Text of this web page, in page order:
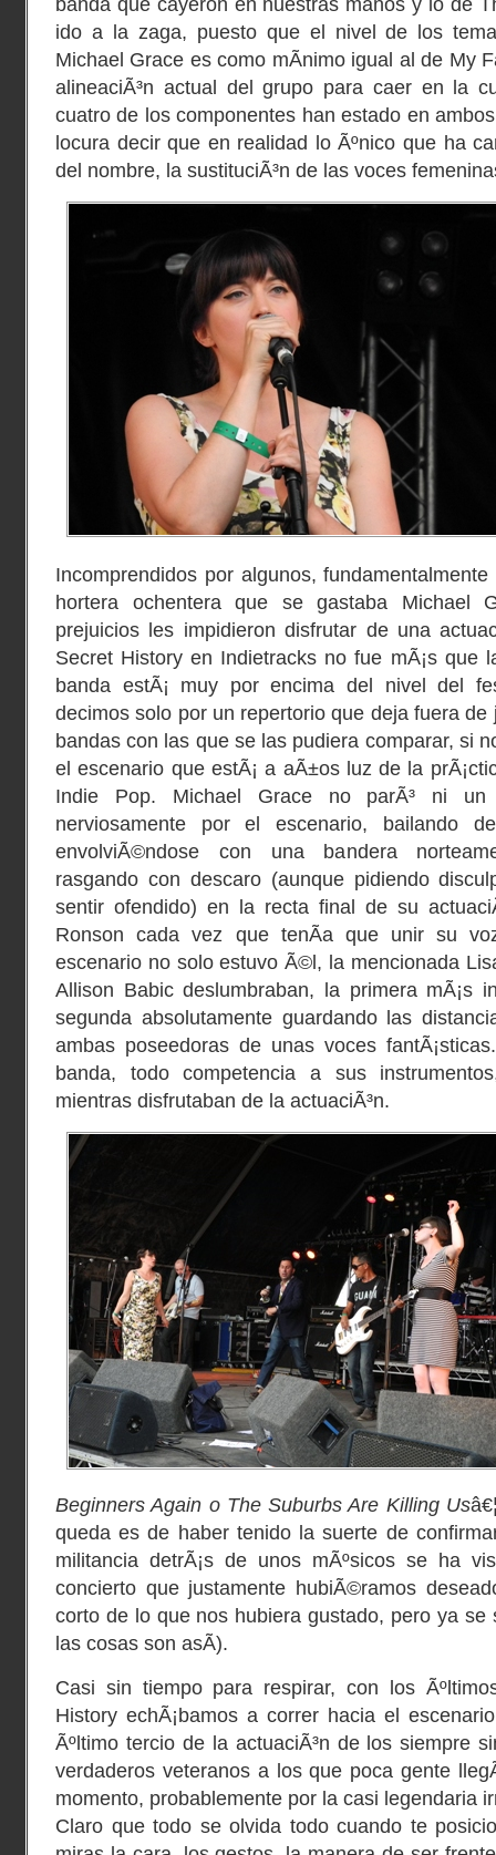
banda que cayeron en nuestras manos y lo de
ido a la zaga, puesto que el nivel de los
Michael Grace es como mÃ­nimo igual al de My
alineaciÃ³n actual del grupo para caer en la
cuatro de los componentes han estado en
locura decir que en realidad lo Ãºnico que ha
del nombre, la sustituciÃ³n de las voces
Incomprendidos por algunos,
hortera ochentera que se gastaba Michael
prejuicios les impidieron disfrutar de una
Secret History en Indietracks no fue mÃ¡s que
banda estÃ¡ muy por encima del nivel del
decimos solo por un repertorio que deja fuera
bandas con las que se las pudiera comparar, si
el escenario que estÃ¡ a aÃ±os luz de la
Indie Pop. Michael Grace no parÃ³ ni un
nerviosamente por el escenario, bailando
envolviÃ©ndose con una bandera
rasgando con descaro (aunque pidiendo
sentir ofendido) en la recta final de su
Ronson cada vez que tenÃ­a que unir su
escenario no solo estuvo Ã©l, la mencionada
Allison Babic deslumbraban, la primera mÃ¡s
segunda absolutamente guardando las
ambas poseedoras de unas voces
banda, todo competencia a sus
mientras disfrutaban de la actuaciÃ³n.
Beginners Again o The Suburbs Are Killing Us
queda es de haber tenido la suerte de
militancia detrÃ¡s de unos mÃºsicos se ha
concierto que justamente hubiÃ©ramos
corto de lo que nos hubiera gustado, pero ya se
las cosas son asÃ­).
Casi sin tiempo para respirar, con los
History echÃ¡bamos a correr hacia el
Ãºltimo tercio de la actuaciÃ³n de los siempre
verdaderos veteranos a los que poca gente
momento, probablemente por la casi legendaria
Claro que todo se olvida todo cuando te